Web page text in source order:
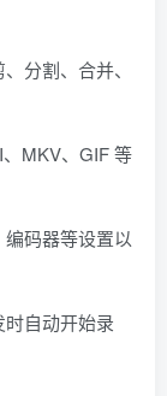
分割、合并、
MKV、GIF 等
码器等设置以
自动开始录